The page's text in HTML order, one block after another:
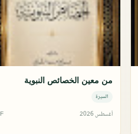
من معين الخصائص النبوية
السيرة
أغسطس 2026